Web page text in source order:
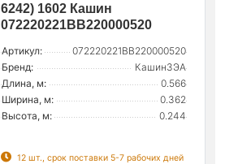
6242) 1602 Кашин
072220221ВВ220000520
Артикул:
072220221ВВ220000520
Бренд:
КашинЗЭА
Длина, м:
0.566
Ширина, м:
0.362
Высота, м:
0.244
12 шт., срок поставки 5-7 рабочих дней